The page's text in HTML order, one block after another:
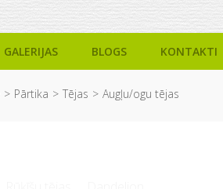
GALERIJAS BLOGS KONTAKTI
Pārtika Tējas Augļu/ogu tējas